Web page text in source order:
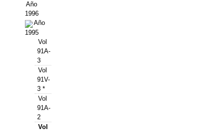
Año
1996
Año
1995
Vol
91A-
3
Vol
91V-
3 *
Vol
91A-
2
Vol